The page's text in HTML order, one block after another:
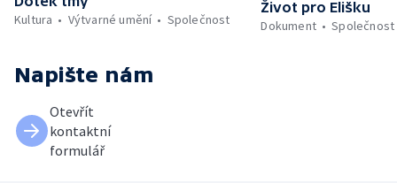
Kultura
Výtvarné umění Společnost
Život pro Elišku
Dokument
Společnost
Napište nám
Otevřít
kontaktní
formulář